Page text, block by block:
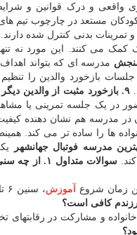
واقعی و درک قوانین و
مستعد در چارچوب تیم
تمرینات بدنی کنترل شده
کمک می کنند. این مورد نه
مدرسه ای که بتواند
بازخورد والدین را تنظیم
۹. بازخورد مثبت از والدین دیگر
در یک جلسه تمرینی یا
در مدرسه هم نشان دهنده
ها را ساده تر می کند.
مدرسه فوتبال جهانشهر
سوالات متداول
۱. از چه
آموزش
و مشارکت در رقابتهای